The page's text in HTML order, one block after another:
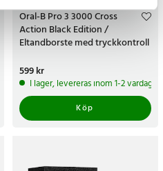
Oral-B Pro 3 3000 Cross
Action Black Edition /
Eltandborste med tryckkontroll
Pris:599 kr
599 kr
I lager, levereras inom 1-2 vardagar
Köp